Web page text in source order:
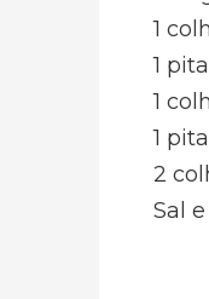
1
1
1
1
2
Sal